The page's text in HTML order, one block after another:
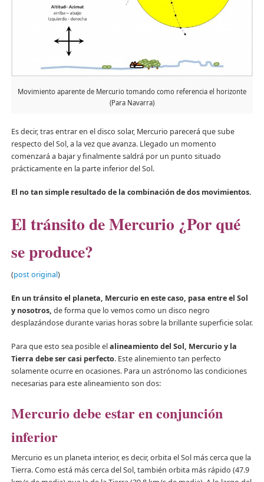
Movimiento aparente de Mercurio tomando como referencia el horizonte
(Para Navarra)
Es decir, tras entrar en el disco solar, Mercurio parecerá que sube
respecto del Sol, a la vez que avanza. Llegado un momento
comenzará a bajar y finalmente saldrá por un punto situado
prácticamente en la parte inferior del Sol.
El no tan simple resultado de la combinación de dos movimientos.
El tránsito de Mercurio ¿Por qué
se produce?
(post original)
En un tránsito el planeta, Mercurio en este caso, pasa entre el Sol
y nosotros, de forma que lo vemos como un disco negro
desplazándose durante varias horas sobre la brillante superficie solar.
Para que esto sea posible elalineamiento del Sol, Mercurio y la
Tierra debe ser casi perfecto. Este alinemiento tan perfecto
solamente ocurre en ocasiones. Para un astrónomo las condiciones
necesarias para este alineamiento son dos:
Mercurio debe estar enconjunción
inferior
Mercurio es un planeta interior, es decir, orbita el Sol más cerca que la
Tierra. Como está más cerca del Sol, también orbita más rápido (47.9